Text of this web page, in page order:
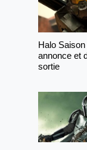
Halo
annonce et
sortie